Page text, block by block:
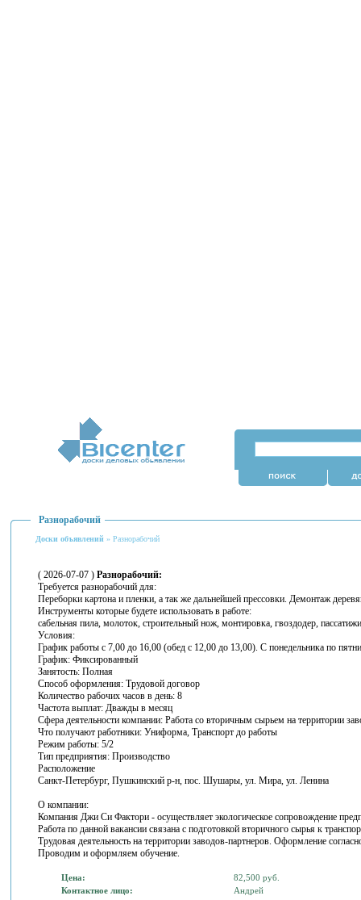
Разнорабочий
Доски объявлений » Разнорабочий
( 2026-07-07 ) Разнорабочий:
Требуется разнорабочий для:
Переборки картона и пленки, а так же дальнейшей прессовки. Демонтаж
Инструменты которые будете использовать в работе:
сабельная пила, молоток, строительный нож, монтировка, гвоздодер,
Условия:
График работы с 7,00 до 16,00 (обед с 12,00 до 13,00). С понедельника по
График: Фиксированный
Занятость: Полная
Способ оформления: Трудовой договор
Количество рабочих часов в день: 8
Частота выплат: Дважды в месяц
Сфера деятельности компании: Работа со вторичным сырьем на территории
Что получают работники: Униформа, Транспорт до работы
Режим работы: 5/2
Тип предприятия: Производство
Расположение
Санкт-Петербург, Пушкинский р-н, пос. Шушары, ул. Мира, ул. Ленина
О компании:
Компания Джи Си Фактори - осуществляет экологическое сопровождение
Работа по данной вакансии связана с подготовкой вторичного сырья к
Трудовая деятельность на территории заводов-партнеров. Оформление
Проводим и оформляем обучение.
Цена:
82,500 руб.
Контактное лицо:
Андрей